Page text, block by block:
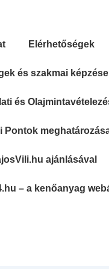
Elérhetőségek
és szakmai
és
Pontok
ajánlásával
– a kenőanyag